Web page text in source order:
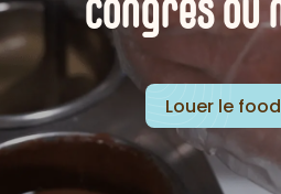
congrès ou
Louer le